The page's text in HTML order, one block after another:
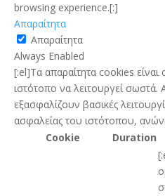
browsing experience.[:]
Απαραίτητα
Απαραίτητα
Always Enabled
[:el]Τα απαραίτητα cookies είναι
ιστότοπο να λειτουργεί σωστά.
εξασφαλίζουν βασικές
ασφαλείας του ιστότοπου,
Cookie
Duration